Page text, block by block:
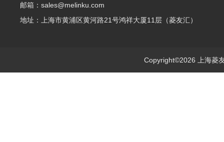
邮箱：sales@melinku.com
地址：上海市黄浦区黄河路21号鸿祥大厦11层（菱友汇）
Copyright©2026 上海菱